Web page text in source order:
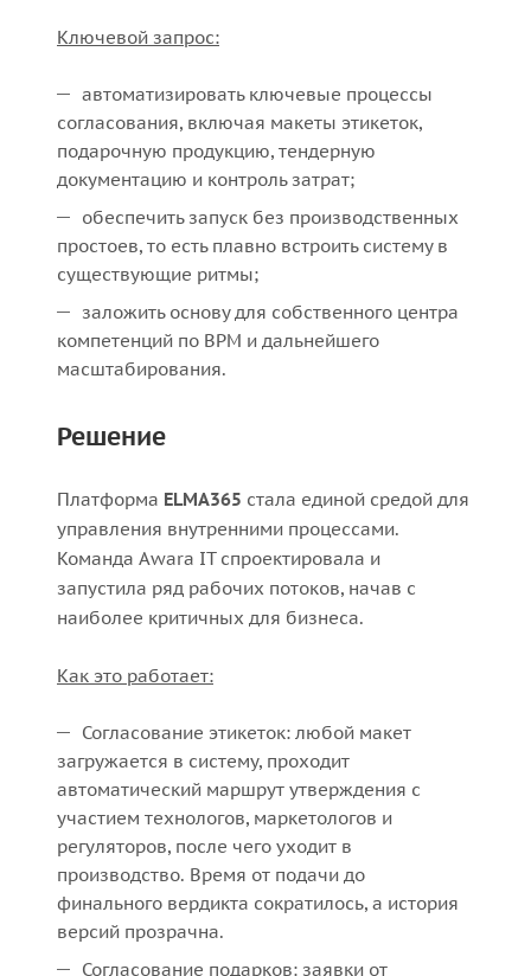
Ключевой запрос:
автоматизировать ключевые процессы
согласования, включая макеты этикеток,
подарочную продукцию, тендерную
документацию и контроль затрат;
обеспечить запуск без производственных
простоев, то есть плавно встроить систему в
существующие ритмы;
заложить основу для собственного центра
компетенций по BPM и дальнейшего
масштабирования.
Решение
Платформа ELMA365 стала единой средой для
управления внутренними процессами.
Команда Awara IT спроектировала и
запустила ряд рабочих потоков, начав с
наиболее критичных для бизнеса.
Как это работает:
Согласование этикеток: любой макет
загружается в систему, проходит
автоматический маршрут утверждения с
участием технологов, маркетологов и
регуляторов, после чего уходит в
производство. Время от подачи до
финального вердикта сократилось, а история
версий прозрачна.
Согласование подарков: заявки от